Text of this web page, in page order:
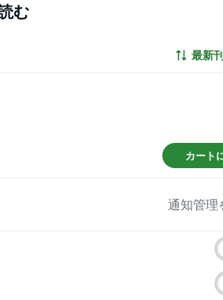
む
最新
カート
通知管理